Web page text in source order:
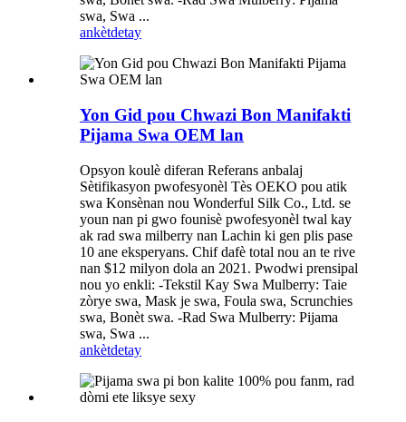
swa, Swa ...
ankètdetay
Yon Gid pou Chwazi Bon Manifakti
Pijama Swa OEM lan
Opsyon koulè diferan Referans anbalaj
Sètifikasyon pwofesyonèl Tès OEKO pou atik
swa Konsènan nou Wonderful Silk Co., Ltd. se
youn nan pi gwo founisè pwofesyonèl twal kay
ak rad swa milberry nan Lachin ki gen plis pase
10 ane eksperyans. Chif dafè total nou an te rive
nan $12 milyon dola an 2021. Pwodwi prensipal
nou yo enkli: -Tekstil Kay Swa Mulberry: Taie
zòrye swa, Mask je swa, Foula swa, Scrunchies
swa, Bonèt swa. -Rad Swa Mulberry: Pijama
swa, Swa ...
ankètdetay